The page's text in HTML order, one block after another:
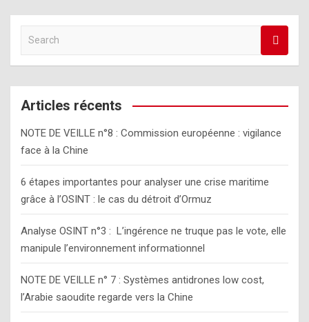
a
r
c
Articles récents
NOTE DE VEILLE n°8 : Commission européenne : vigilance
face à la Chine
6 étapes importantes pour analyser une crise maritime
grâce à l’OSINT : le cas du détroit d’Ormuz
Analyse OSINT n°3 : L’ingérence ne truque pas le vote, elle
manipule l’environnement informationnel
NOTE DE VEILLE n° 7 : Systèmes antidrones low cost,
l’Arabie saoudite regarde vers la Chine